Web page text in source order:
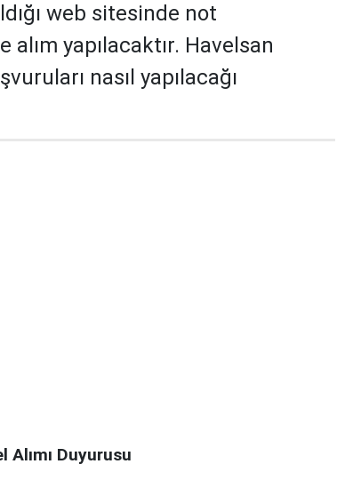
web sitesinde not
alım yapılacaktır. Havelsan
nasıl yapılacağı
Alımı Duyurusu